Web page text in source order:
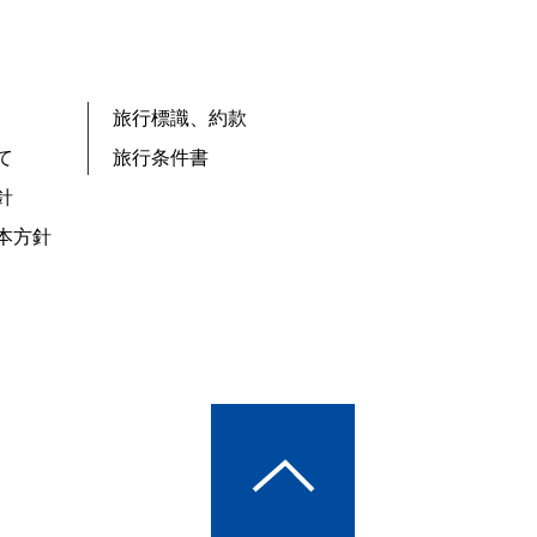
方針
旅行標識、約款
旅行条件書